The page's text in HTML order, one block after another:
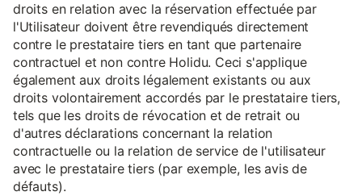
droits en relation avec la réservation effectuée par
l'Utilisateur doivent être revendiqués directement
contre le prestataire tiers en tant que partenaire
contractuel et non contre Holidu. Ceci s'applique
également aux droits légalement existants ou aux
droits volontairement accordés par le prestataire tiers,
tels que les droits de révocation et de retrait ou
d'autres déclarations concernant la relation
contractuelle ou la relation de service de l'utilisateur
avec le prestataire tiers (par exemple, les avis de
défauts).